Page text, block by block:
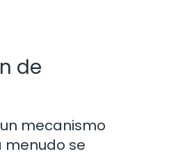
de
mecanismo
menudo se